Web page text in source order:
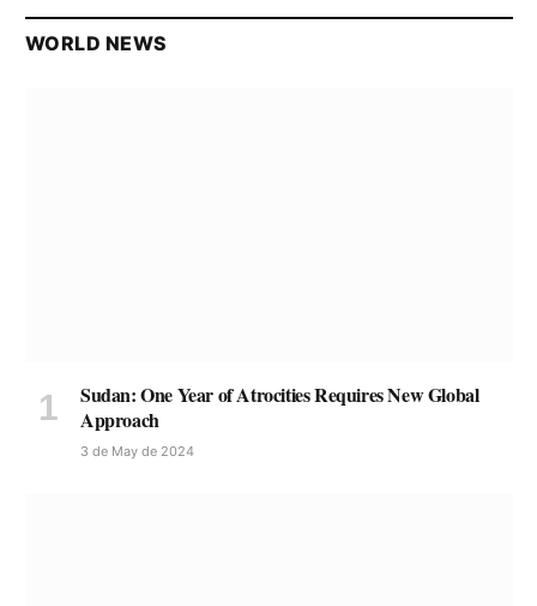
WORLD NEWS
Sudan: One Year of Atrocities Requires New Global
Approach
3 de May de 2024